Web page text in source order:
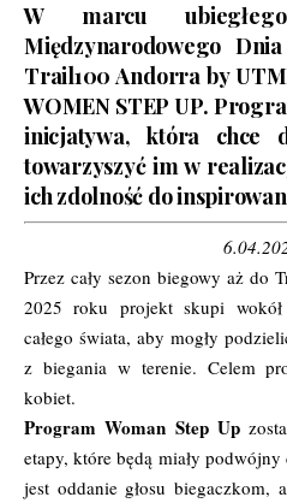
W marcu
Międzynarodowego
Trail100 Andorra by
WOMEN STEP UP.
inicjatywa, która chce
towarzyszyć im w
ich zdolność do
Przez cały sezon biegowy aż do
2025 roku projekt skupi
całego świata, aby mogły
z biegania w terenie. Celem
kobiet.
Program Woman Step Up
etapy, które będą miały
jest oddanie głosu biegaczkom,